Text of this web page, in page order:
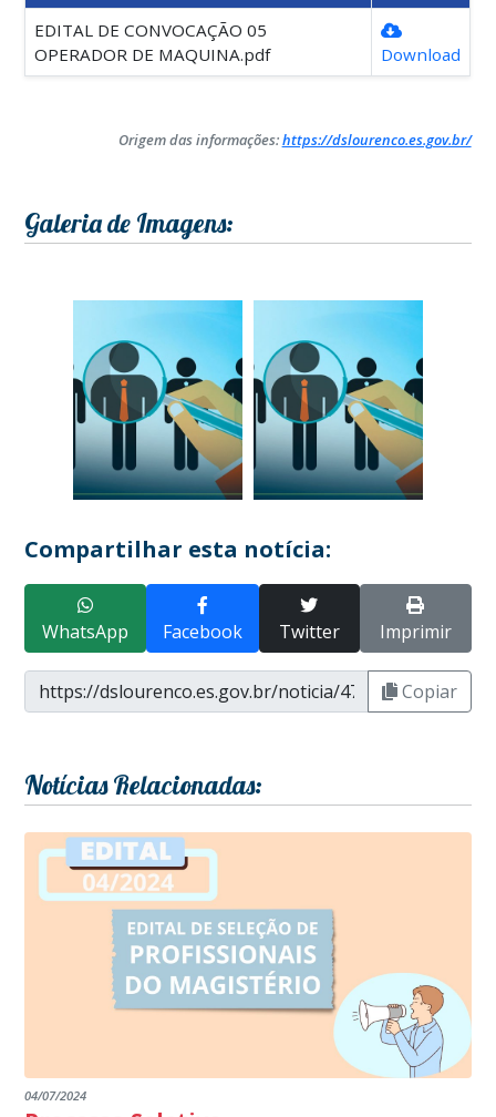
EDITAL DE CONVOCAÇÃO 05
OPERADOR DE MAQUINA.pdf
Download
Origem das informações:https://dslourenco.es.gov.br/
Galeria de Imagens:
Compartilhar esta notícia:
WhatsApp Facebook Twitter Imprimir
Copiar
Notícias Relacionadas:
04/07/2024